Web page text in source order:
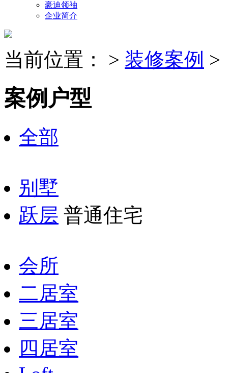
豪迪领袖
企业简介
当前位置： > 装修案例 >
案例户型
全部
别墅
跃层 普通住宅
会所
二居室
三居室
四居室